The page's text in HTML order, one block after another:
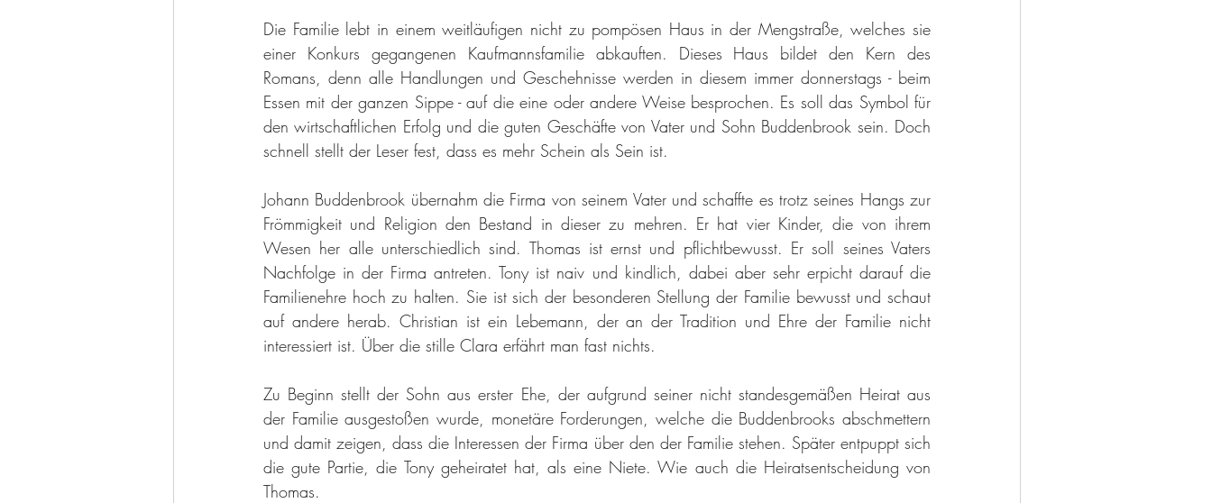
Die Familie lebt in einem weitläufigen nicht zu pompösen Haus in der Mengstraße, welches sie
einer Konkurs gegangenen Kaufmannsfamilie abkauften. Dieses Haus bildet den Kern des
Romans, denn alle Handlungen und Geschehnisse werden in diesem immer donnerstags - beim
Essen mit der ganzen Sippe - auf die eine oder andere Weise besprochen. Es soll das Symbol für
den wirtschaftlichen Erfolg und die guten Geschäfte von Vater und Sohn Buddenbrook sein. Doch
schnell stellt der Leser fest, dass es mehr Schein als Sein ist.
Johann Buddenbrook übernahm die Firma von seinem Vater und schaffte es trotz seines Hangs zur
Frömmigkeit und Religion den Bestand in dieser zu mehren. Er hat vier Kinder, die von ihrem
Wesen her alle unterschiedlich sind. Thomas ist ernst und pflichtbewusst. Er soll seines Vaters
Nachfolge in der Firma antreten. Tony ist naiv und kindlich, dabei aber sehr erpicht darauf die
Familienehre hoch zu halten. Sie ist sich der besonderen Stellung der Familie bewusst und schaut
auf andere herab. Christian ist ein Lebemann, der an der Tradition und Ehre der Familie nicht
interessiert ist. Über die stille Clara erfährt man fast nichts.
Zu Beginn stellt der Sohn aus erster Ehe, der aufgrund seiner nicht standesgemäßen Heirat aus
der Familie ausgestoßen wurde, monetäre Forderungen, welche die Buddenbrooks abschmettern
und damit zeigen, dass die Interessen der Firma über den der Familie stehen. Später entpuppt sich
die gute Partie, die Tony geheiratet hat, als eine Niete. Wie auch die Heiratsentscheidung von
Thomas.